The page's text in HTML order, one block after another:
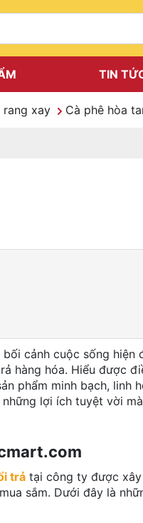
TIN
rang xay Cà phê hòa
cảnh cuộc sống hiện
hàng hóa. Hiểu được
phẩm minh bạch, linh
những lợi ích tuyệt vời
trả tại công ty được
sắm. Dưới đây là